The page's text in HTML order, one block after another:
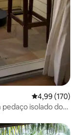
4,99 de uma
4,99 (170)
isolado do